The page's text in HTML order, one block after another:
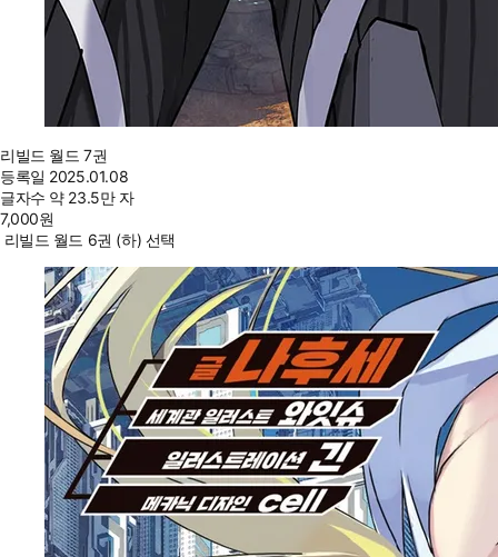
리빌드 월드 7권
등록일 2025.01.08
글자수 약 23.5만 자
7,000원
리빌드 월드 6권 (하) 선택